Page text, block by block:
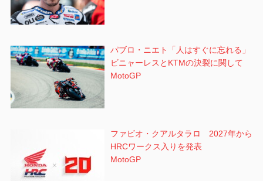
パブロ・ニエト「人はすぐに忘れる」
ビニャーレスとKTMの決裂に関して
MotoGP
ファビオ・クアルタラロ 2027年から
HRCワークス入りを発表
MotoGP